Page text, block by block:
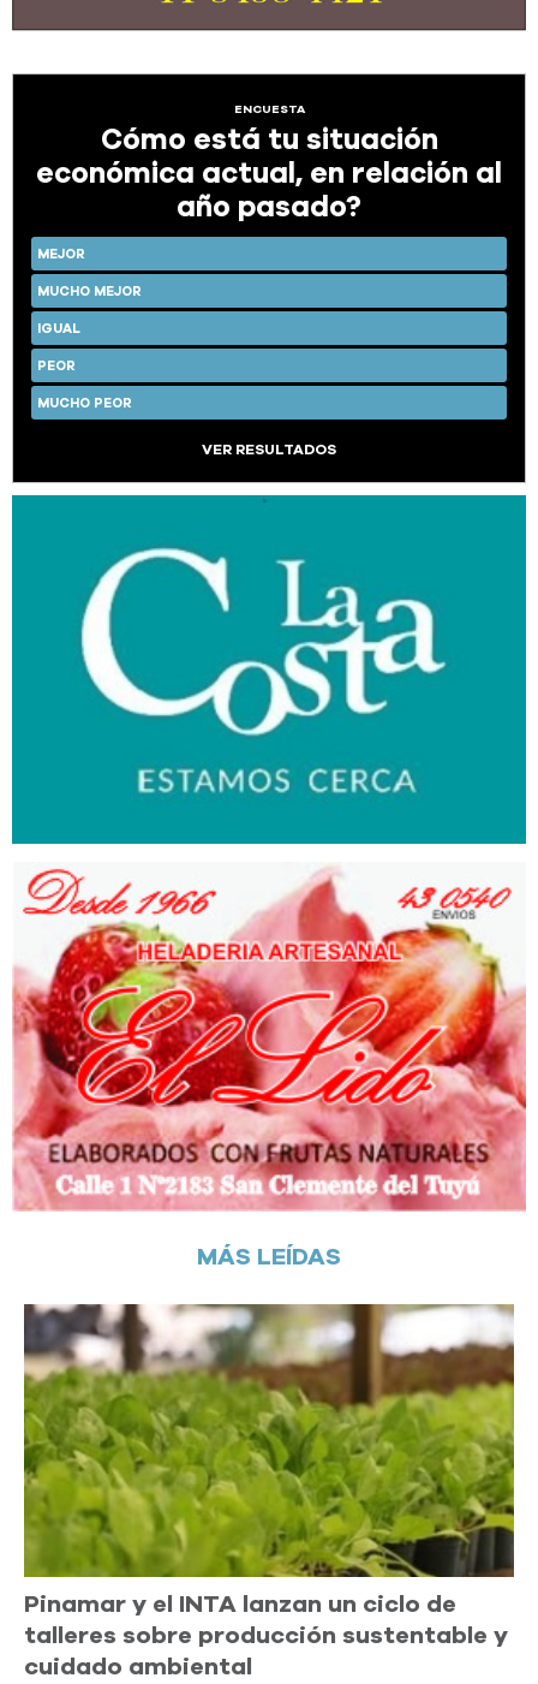
ENCUESTA
Cómo está tu situación
económica actual, en relación al
año pasado?
MEJOR
MUCHO MEJOR
IGUAL
PEOR
MUCHO PEOR
VER RESULTADOS
MÁS LEÍDAS
Pinamar y el INTA lanzan un ciclo de
talleres sobre producción sustentable y
cuidado ambiental